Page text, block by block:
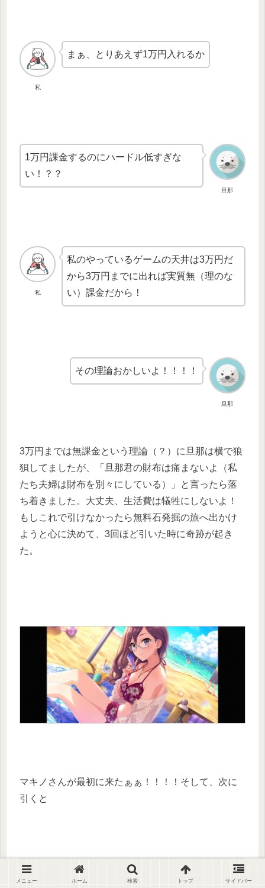
私
まぁ、とりあえず1万円入れるか
旦那
1万円課金するのにハードル低すぎな
い！？？
私
私のやっているゲームの天井は3万円だ
から3万円までに出れば実質無（理のな
い）課金だから！
旦那
その理論おかしいよ！！！！
3万円までは無課金という理論（？）に旦那は横で狼
狽してましたが、「旦那君の財布は痛まないよ（私
たち夫婦は財布を別々にしている）」と言ったら落
ち着きました。大丈夫、生活費は犠牲にしないよ！
もしこれで引けなかったら無料石発掘の旅へ出かけ
ようと心に決めて、3回ほど引いた時に奇跡が起き
た。
マキノさんが最初に来たぁぁ！！！！そして、次に
引くと
メニュー ホーム 検索 トップ サイドバー